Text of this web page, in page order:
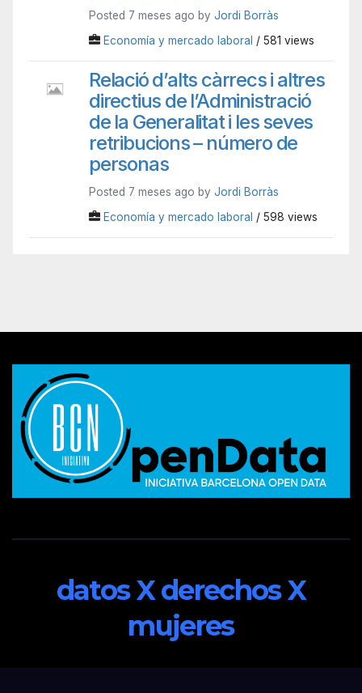
Posted 7 meses ago by Jordi Borràs
Economía y mercado laboral / 581 views
Relació d’alts càrrecs i altres
directius de l’Administració
de la Generalitat i les seves
retribucions – número de
personas
Posted 7 meses ago by Jordi Borràs
Economía y mercado laboral / 598 views
datos X derechos X
mujeres